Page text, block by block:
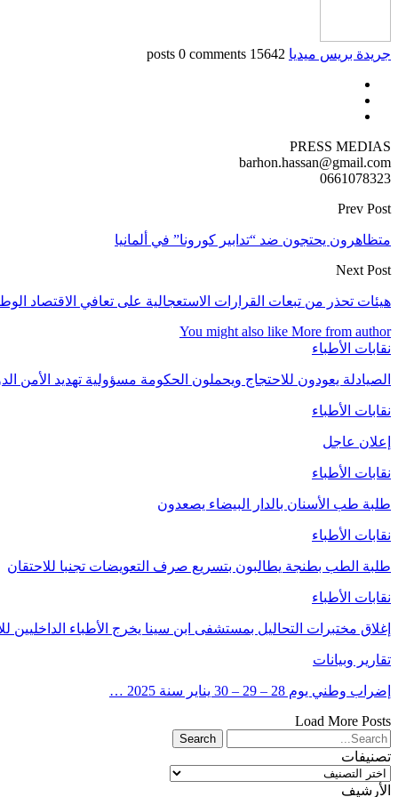
جريدة بريس ميديا 15642 posts
0 comments
PRESS MEDIAS
barhon.hassan@gmail.com
0661078323
Prev Post
متظاهرون يحتجون ضد “تدابير كورونا” في ألمانيا
Next Post
هيئات تحذر من تبعات القرارات الاستعجالية على تعافي الاقتصاد
You might also like More from author
نقابات الأطباء
الصيادلة يعودون للاحتجاج ويحملون الحكومة مسؤولية تهديد الأمن
نقابات الأطباء
إعلان عاجل
نقابات الأطباء
طلبة طب الأسنان بالدار البيضاء يصعدون
نقابات الأطباء
طلبة الطب بطنجة يطالبون بتسريع صرف التعويضات تجنبا للاحتقان
نقابات الأطباء
إغلاق مختبرات التحاليل بمستشفى ابن سينا يخرج الأطباء الداخليين
تقارير وبيانات
إضراب وطني يوم 28 – 29 – 30 يناير سنة 2025 …
Load More Posts
تصنيفات
تصنيفات
الأرشيف